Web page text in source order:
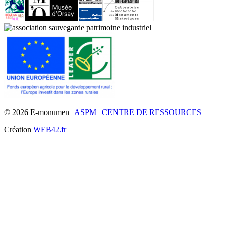
© 2026 E-monumen | ASPM | CENTRE DE RESSOURCES
Création WEB42.fr